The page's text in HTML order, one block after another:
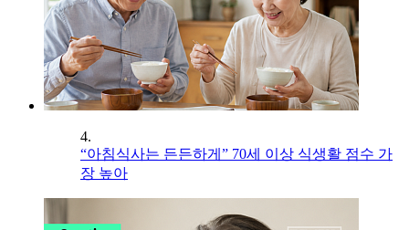
4.
“아침식사는 든든하게” 70세 이상 식생활 점수 가
장 높아